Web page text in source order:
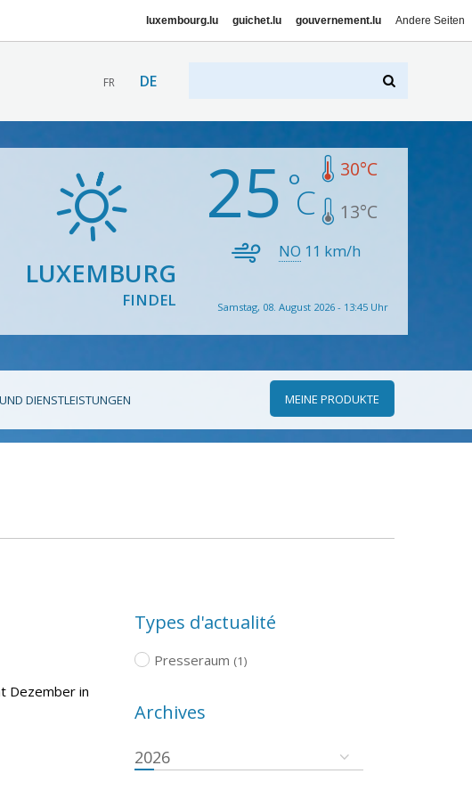
luxembourg.lu guichet.lu gouvernement.lu Andere Seiten
FR DE
LUXEMBURG
FINDEL
25 30°C
13°C
NO 11 km/h
Samstag, 08. August 2026 - 13:45 Uhr
DIENSTLEISTUNGEN MEINE PRODUKTE
Dezember in
Types d'actualité
Presseraum (1)
Archives
2026